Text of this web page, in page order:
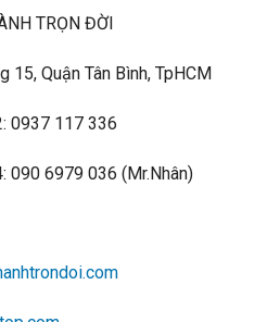
TRỌN ĐỜI
15, Quận Tân Bình, TpHCM
0937 117 336
090 6979 036 (Mr.Nhân)